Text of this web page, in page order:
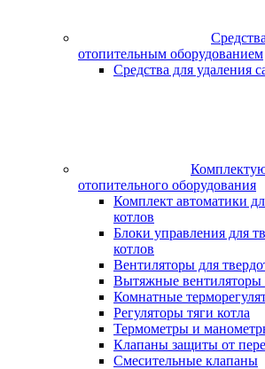
отопительным оборудованием
Средства для удаления
отопительного оборудования
Комплект автоматики
котлов
Блоки управления для
котлов
Вентиляторы для
Вытяжные
Комнатные
Регуляторы тяги котла
Термометры и
Клапаны защиты от
Смесительные клапаны